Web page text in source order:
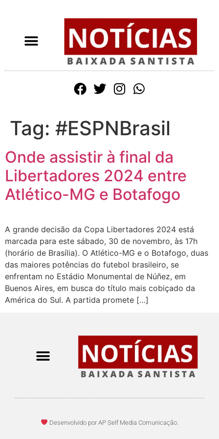
Tag: #ESPNBrasil
Onde assistir à final da
Libertadores 2024 entre
Atlético-MG e Botafogo
A grande decisão da Copa Libertadores 2024 está
marcada para este sábado, 30 de novembro, às 17h
(horário de Brasília). O Atlético-MG e o Botafogo, duas
das maiores potências do futebol brasileiro, se
enfrentam no Estádio Monumental de Núñez, em
Buenos Aires, em busca do título mais cobiçado da
América do Sul. A partida promete […]
Desenvolvido por AP Self Media Comunicação.